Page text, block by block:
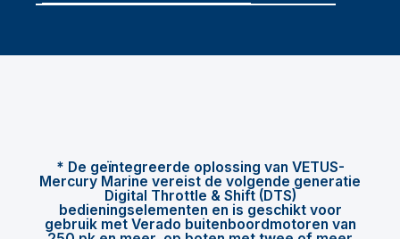
* De geïntegreerde oplossing van VETUS-
Mercury Marine vereist de volgende generatie
Digital Throttle & Shift (DTS)
bedieningselementen en is geschikt voor
gebruik met Verado buitenboordmotoren van